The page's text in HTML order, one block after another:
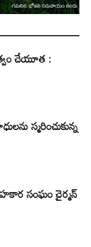
చేయూత :
స్మరించుకున్న
సంఘం చైర్మన్